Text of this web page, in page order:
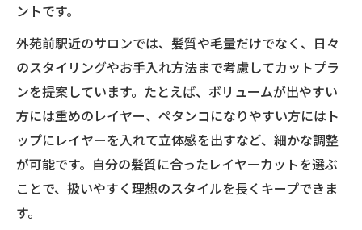
ントです。
外苑前駅近のサロンでは、髪質や毛量だけでなく、日々
のスタイリングやお手入れ方法まで考慮してカットプラ
ンを提案しています。たとえば、ボリュームが出やすい
方には重めのレイヤー、ペタンコになりやすい方にはト
ップにレイヤーを入れて立体感を出すなど、細かな調整
が可能です。自分の髪質に合ったレイヤーカットを選ぶ
ことで、扱いやすく理想のスタイルを長くキープできま
す。